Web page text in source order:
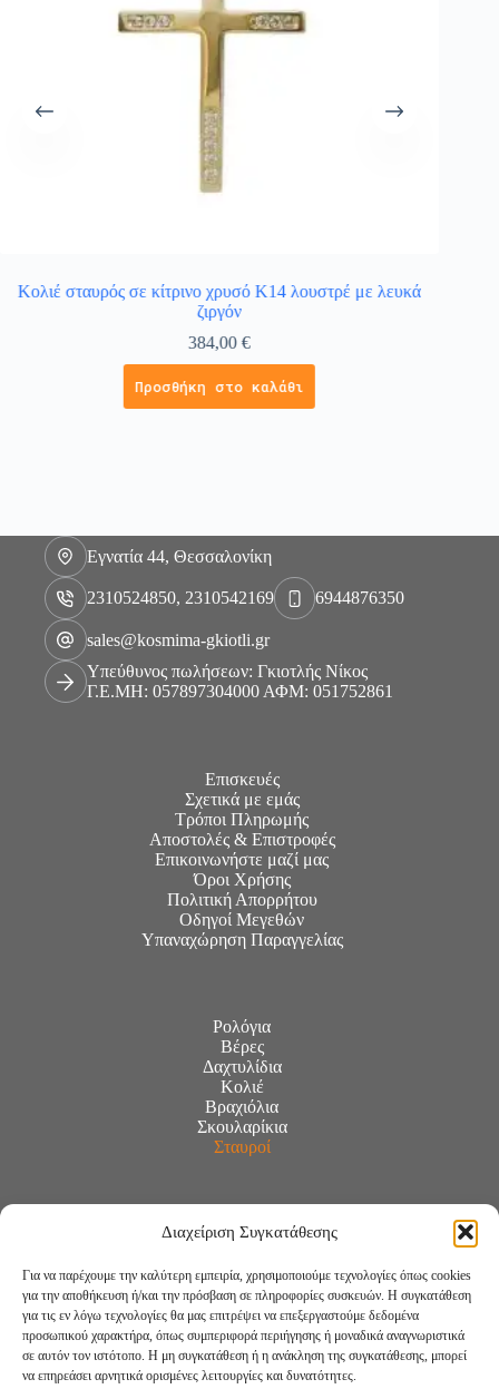
Διαχείριση Συγκατάθεσης
Για να παρέχουμε την καλύτερη εμπειρία, χρησιμοποιούμε τεχνολογίες όπως cookies
για την αποθήκευση ή/και την πρόσβαση σε πληροφορίες συσκευών. Η συγκατάθεση
για τις εν λόγω τεχνολογίες θα μας επιτρέψει να επεξεργαστούμε δεδομένα
προσωπικού χαρακτήρα, όπως συμπεριφορά περιήγησης ή μοναδικά αναγνωριστικά
σε αυτόν τον ιστότοπο. Η μη συγκατάθεση ή η ανάκληση της συγκατάθεσης, μπορεί
να επηρεάσει αρνητικά ορισμένες λειτουργίες και δυνατότητες.
Κολιέ σταυρός σε κίτρινο χρυσό Κ14 λουστρέ με λευκά
ζιργόν
384,00€
Προσθήκη στο καλάθι
Εγνατία 44, Θεσσαλονίκη
2310524850, 2310542169 6944876350
sales@kosmima-gkiotli.gr
Υπεύθυνος πωλήσεων: Γκιοτλής Νίκος
Γ.Ε.ΜΗ: 057897304000 ΑΦΜ: 051752861
Επισκευές
Σχετικά με εμάς
Τρόποι Πληρωμής
Αποστολές & Επιστροφές
Επικοινωνήστε μαζί μας
Όροι Χρήσης
Πολιτική Απορρήτου
Οδηγοί Μεγεθών
Υπαναχώρηση Παραγγελίας
Ρολόγια
Βέρες
Δαχτυλίδια
Κολιέ
Βραχιόλια
Σκουλαρίκια
Σταυροί